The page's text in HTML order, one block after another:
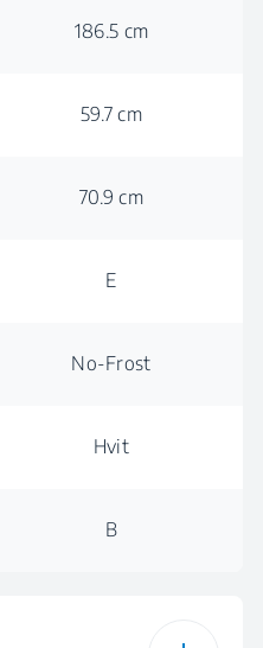
186.5 cm
59.7 cm
70.9 cm
E
No-Frost
Hvit
B